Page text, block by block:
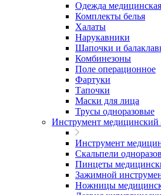
Одежда медицинская
Комплекты белья
Халаты
Нарукавники
Шапочки и
Комбинезоны
Поле операционное
Фартуки
Тапочки
Маски для лица
Трусы одноразовые
Инструмент медицинский
Инструмент
Скальпели
Пинцеты
Зажимной
Ножницы